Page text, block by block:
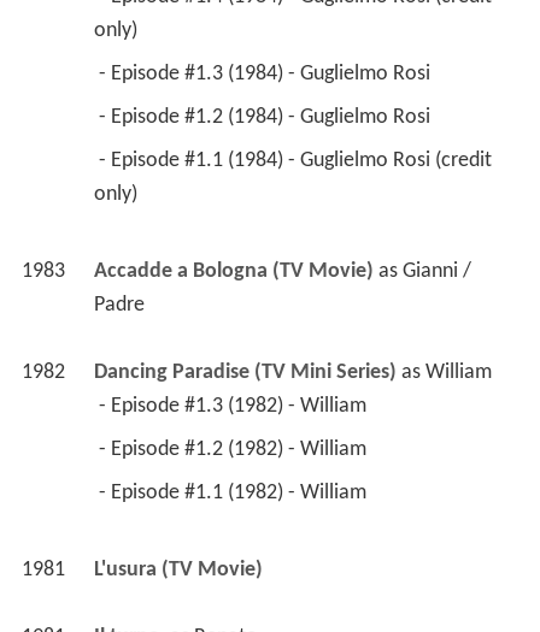
only)
- Episode #1.3 (1984) - Guglielmo Rosi
- Episode #1.2 (1984) - Guglielmo Rosi
only)
1983 Accadde a Bologna (TV Movie) as Gianni /
Padre
1982 Dancing Paradise (TV Mini Series) as William
- Episode #1.3 (1982) - William
- Episode #1.2 (1982) - William
- Episode #1.1 (1982) - William
1981 L'usura (TV Movie)